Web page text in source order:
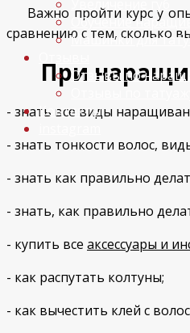
Увеличение губ
Обучение
Машинки для
Отзывы по
Контакты
Важно пройти курс у
сравнению с тем, сколько
При
- знать все виды
- знать тонкости волос,
- знать как правильно
- знать, как правильно
- купить все аксессуары и
- как распутать колтуны;
- как вычестить клей с